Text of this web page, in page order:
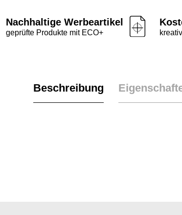
Nachhaltige Werbeartikel
geprüfte Produkte mit ECO+
Beschreibung